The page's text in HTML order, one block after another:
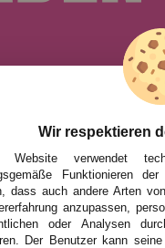
UND ANGEBOTE
Wir respektieren
Website verwendet
Funktionieren
dass auch andere Arten
anzupassen,
oder Analysen
Der Benutzer kann